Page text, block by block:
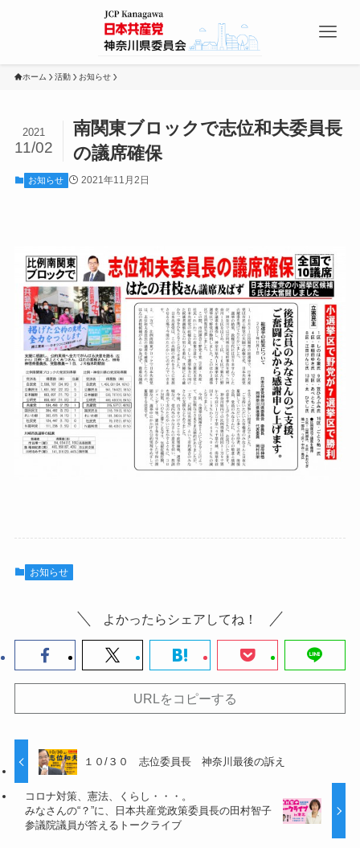
ホーム 活動 お知らせ
南関東ブロックで志位和夫委員長
の議席確保
2021
11/02
お知らせ 2021年11月2日
お知らせ
よかったらシェアしてね！
URLをコピーする
１０/３０ 志位委員長 神奈川最後の訴え
コロナ対策、憲法、くらし・・・。
みなさんの“？”に、日本共産党政策委員長の田村智子
参議院議員が答えるトークライブ